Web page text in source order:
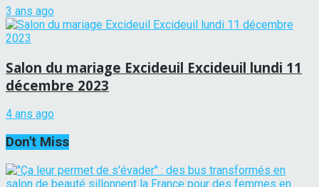
3 ans ago
Salon du mariage Excideuil Excideuil lundi 11
décembre 2023
4 ans ago
Don't Miss